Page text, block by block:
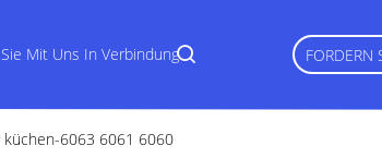
Mit Uns In Verbindung FORDERN
6063 6061 6060